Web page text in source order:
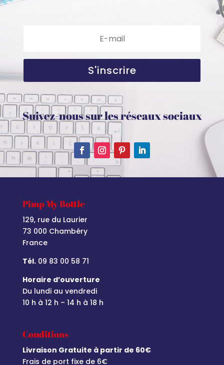
S'inscrire
Suivez-nous sur les réseaux sociaux
Pimp My Bottle
129, rue du Laurier
73 000 Chambéry
France
Tél.09 83 00 58 71
Horaire d’ouverture
Du lundi au vendredi
10 h à 12 h – 14 h à 18 h
Conditions
Livraison Gratuite à partir de 60€
Frais de port fixe de 6€